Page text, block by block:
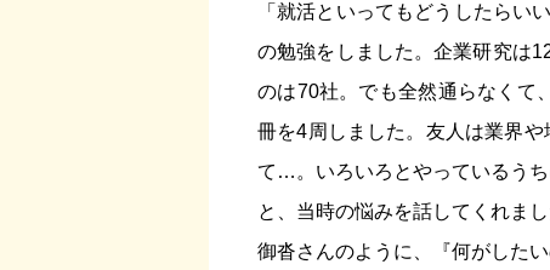
「就活といってもどうしたらい
の勉強をしました。企業研究は
のは70社。でも全然通らなくて
冊を4周しました。友人は業界
て…。いろいろとやっているうち
と、当時の悩みを話してくれまし
御沓さんのように、『何がした